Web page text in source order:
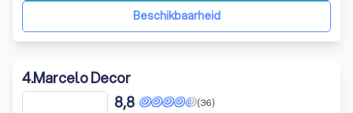
Beschikbaarheid
4.Marcelo Decor
(36)
8,8